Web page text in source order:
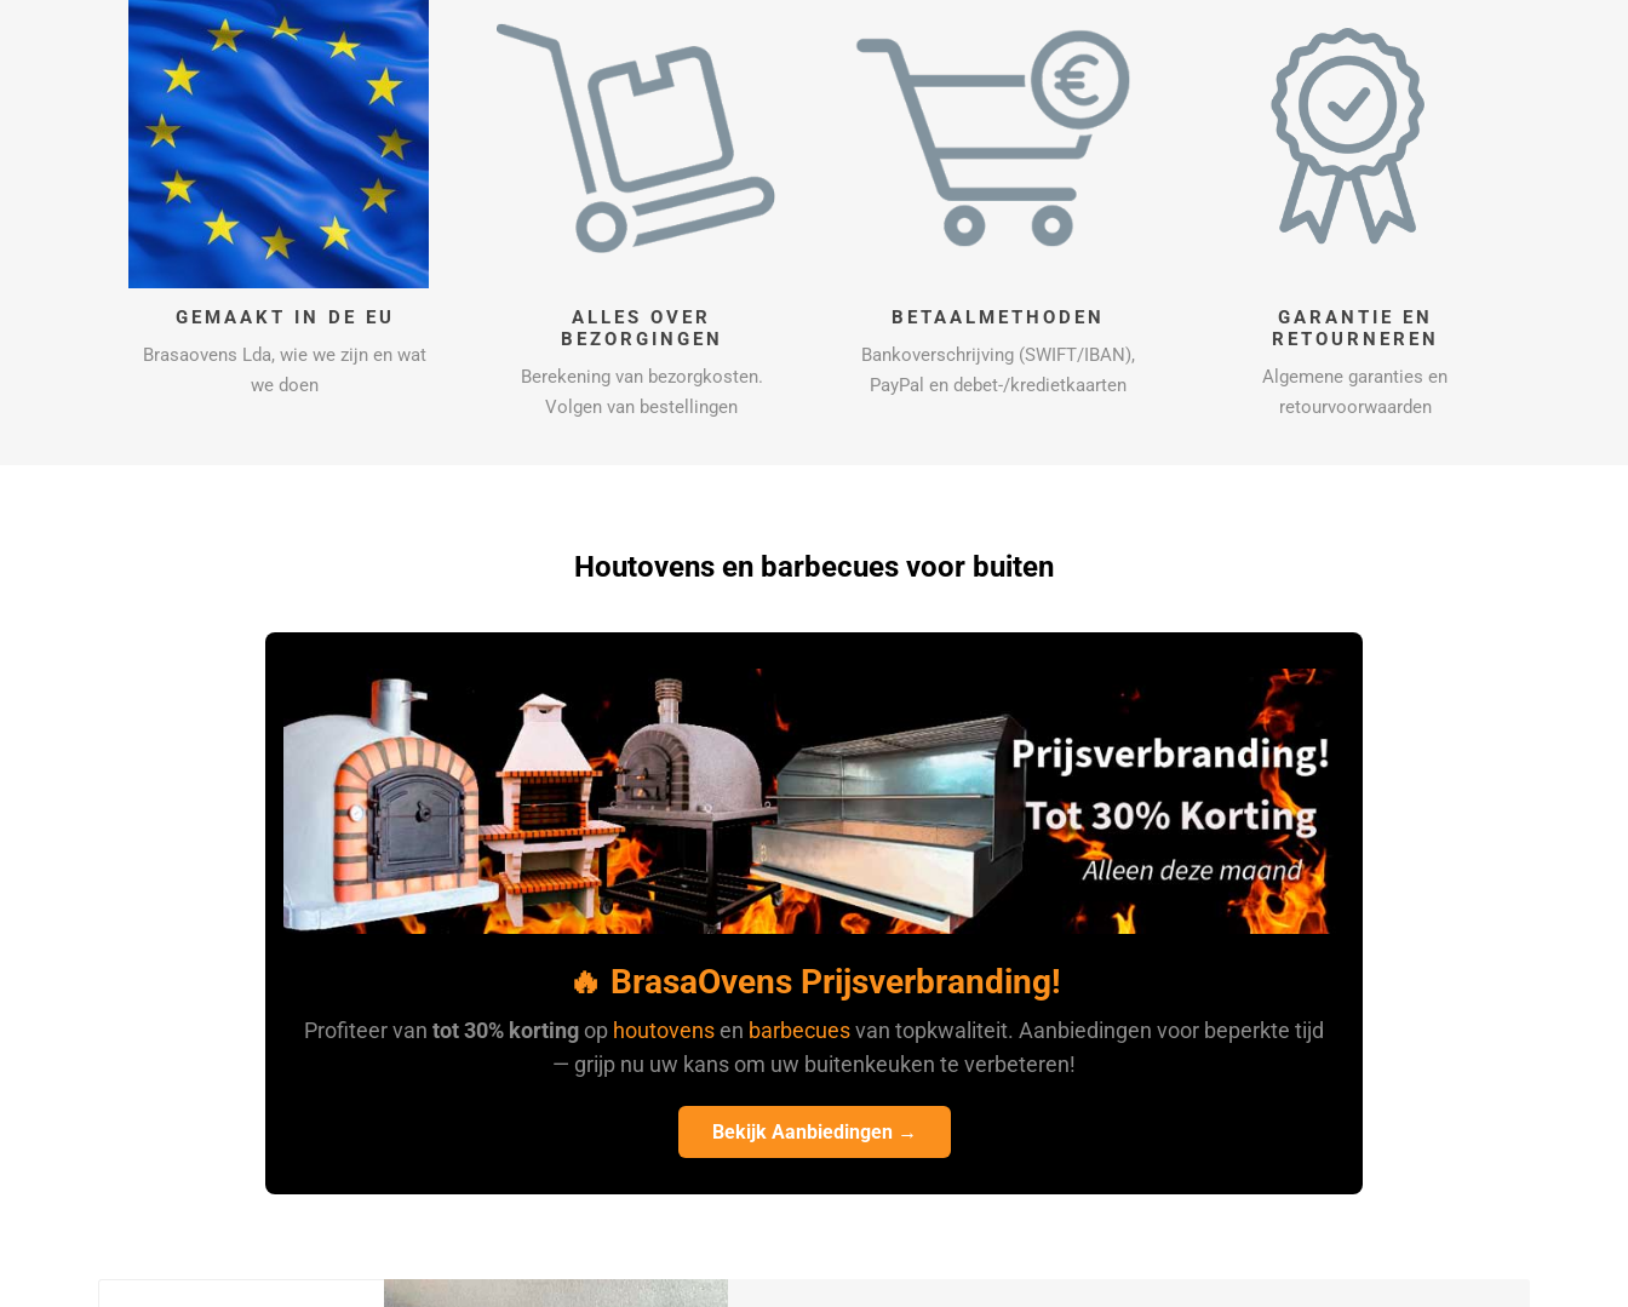
GEMAAKT IN DE EU
Brasaovens Lda, wie we zijn en wat
we doen
ALLES OVER
BEZORGINGEN
Berekening van bezorgkosten.
Volgen van bestellingen
BETAALMETHODEN
Bankoverschrijving (SWIFT/IBAN),
PayPal en debet-/kredietkaarten
GARANTIE EN
RETOURNEREN
Algemene garanties en
retourvoorwaarden
Houtovens en barbecues voor buiten
🔥 BrasaOvens Prijsverbranding!
Profiteer van tot 30% korting op houtovensen barbecuesvan topkwaliteit. Aanbiedingen voor beperkte tijd
— grijp nu uw kans om uw buitenkeuken te verbeteren!
Bekijk Aanbiedingen →